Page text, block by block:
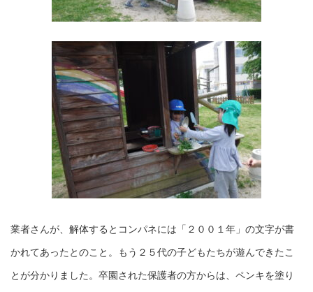
業者さんが、解体するとコンパネには「２００１年」の文字が書
かれてあったとのこと。もう２５代の子どもたちが遊んできたこ
とが分かりました。卒園された保護者の方からは、ペンキを塗り